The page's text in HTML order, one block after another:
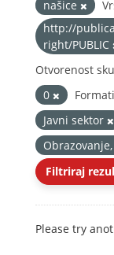
našice
http://
right/PUBLIC
Otvorenost
0
Javni sektor
Filtriraj
Please try